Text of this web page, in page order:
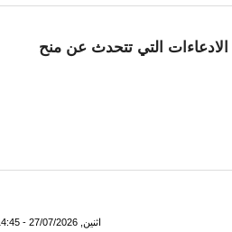
الادعاءات التي تتحدث عن منح
لم يطلب مني الرئيس غزواني
اثنين, 27/07/2026 - 14:45